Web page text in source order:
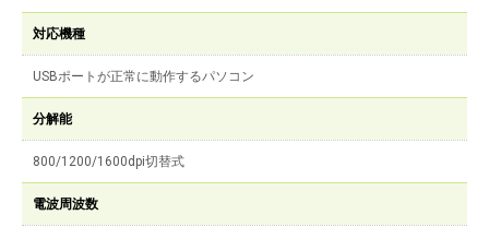
対応機種
USBポートが正常に動作するパソコン
分解能
800/1200/1600dpi切替式
電波周波数